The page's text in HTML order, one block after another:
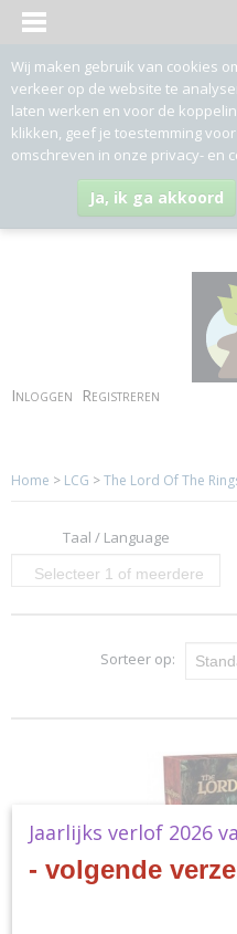
Inloggen Registreren
Home > LCG >The Lord Of The
Taal / Language
Selecteer 1 of meerdere
Sorteer op:
Wij maken gebruik van cookies
verkeer op de website te
laten werken en voor de
klikken, geef je toestemming
omschreven in onze privacy- en
Ja, ik ga akkoord
Jaarlijks verlof 2026
- volgende